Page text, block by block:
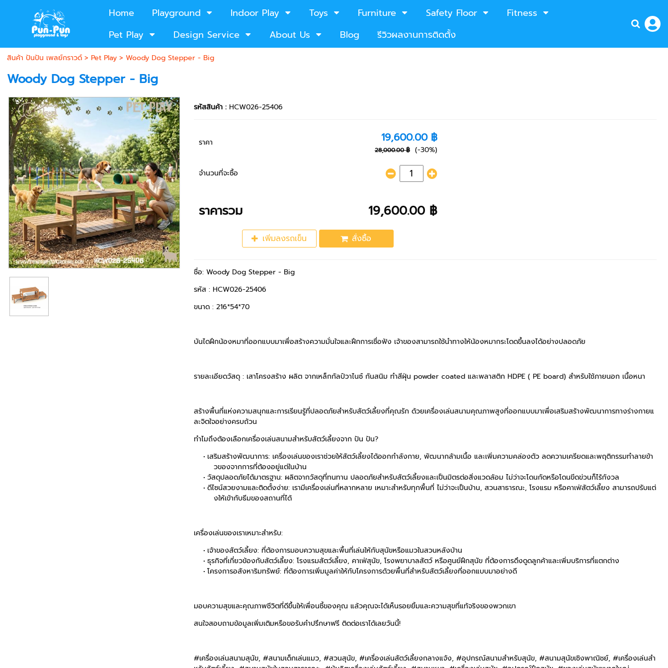
Home Playground Indoor Play Toys Furniture Safety Floor
Fitness
Pet Play
Design Service About Us Blog รีวิวผลงานการติดตั้ง
สินค้า ปันปัน เพลย์กราวด์> Pet Play> Woody Dog Stepper - Big
Woody Dog Stepper - Big
รหัสสินค้า : HCW026-25406
ราคา 19,600.00 ฿
28,000.00 ฿ (-30%)
จำนวนที่จะซื้อ
ราคารวม 19,600.00 ฿
เพิ่มลงรถเข็น สั่งซื้อ
ชื่อ: Woody Dog Stepper - Big
รหัส : HCW026-25406
ขนาด : 216*54*70
บันไดฝึกน้องหมาที่ออกแบบมาเพื่อสร้างความมั่นใจและฝึกการเชื่อฟัง เจ้าของสามารถใช้นำทางให้น้องหมากระโดดขึ้นลงได้อย่างปลอดภัย
รายละเอียดวัสดุ : เสาโครงสร้าง ผลิต จากเหล็กกัลป์วาไนซ์ กันสนิม ทำสีฝุ่น powder coated และพลาสติก HDPE ( PE board) สำหรับใช้ภายนอก เนื้อหนา
สร้างพื้นที่แห่งความสนุกและการเรียนรู้ที่ปลอดภัยสำหรับสัตว์เลี้ยงที่คุณรัก ด้วยเครื่องเล่นสนามคุณภาพสูงที่ออกแบบมาเพื่อเสริมสร้างพัฒนาการทางร่างกายแ
ละจิตใจอย่างครบถ้วน
ทำไมถึงต้องเลือกเครื่องเล่นสนามสำหรับสัตว์เลี้ยงจาก ปัน ปัน?
เสริมสร้างพัฒนาการ: เครื่องเล่นของเราช่วยให้สัตว์เลี้ยงได้ออกกำลังกาย, พัฒนากล้ามเนื้อ และเพิ่มความคล่องตัว ลดความเครียดและพฤติกรรมทำลายข้า
วของจากการที่ต้องอยู่แต่ในบ้าน
วัสดุปลอดภัยได้มาตรฐาน: ผลิตจากวัสดุที่ทนทาน ปลอดภัยสำหรับสัตว์เลี้ยงและเป็นมิตรต่อสิ่งแวดล้อม ไม่ว่าจะโดนกัดหรือโดนขีดข่วนก็ไร้กังวล
ดีไซน์สวยงามและติดตั้งง่าย: เรามีเครื่องเล่นที่หลากหลาย เหมาะสำหรับทุกพื้นที่ ไม่ว่าจะเป็นบ้าน, สวนสาธารณะ, โรงแรม หรือคาเฟ่สัตว์เลี้ยง สามารถปรับแต่
งให้เข้ากับธีมของสถานที่ได้
เครื่องเล่นของเราเหมาะสำหรับ:
เจ้าของสัตว์เลี้ยง: ที่ต้องการมอบความสุขและพื้นที่เล่นให้กับสุนัขหรือแมวในสวนหลังบ้าน
ธุรกิจที่เกี่ยวข้องกับสัตว์เลี้ยง: โรงแรมสัตว์เลี้ยง, คาเฟ่สุนัข, โรงพยาบาลสัตว์ หรือศูนย์ฝึกสุนัข ที่ต้องการดึงดูดลูกค้าและเพิ่มบริการที่แตกต่าง
โครงการอสังหาริมทรัพย์: ที่ต้องการเพิ่มมูลค่าให้กับโครงการด้วยพื้นที่สำหรับสัตว์เลี้ยงที่ออกแบบมาอย่างดี
มอบความสุขและคุณภาพชีวิตที่ดีขึ้นให้เพื่อนซี้ของคุณ แล้วคุณจะได้เห็นรอยยิ้มและความสุขที่แท้จริงของพวกเขา
สนใจสอบถามข้อมูลเพิ่มเติมหรือขอรับคำปรึกษาฟรี ติดต่อเราได้เลยวันนี้!
#เครื่องเล่นสนามสุนัข, #สนามเด็กเล่นแมว, #สวนสุนัข, #เครื่องเล่นสัตว์เลี้ยงกลางแจ้ง, #อุปกรณ์สนามสำหรับสุนัข, #สนามสุนัขเชิงพาณิชย์, #เครื่องเล่นสำ